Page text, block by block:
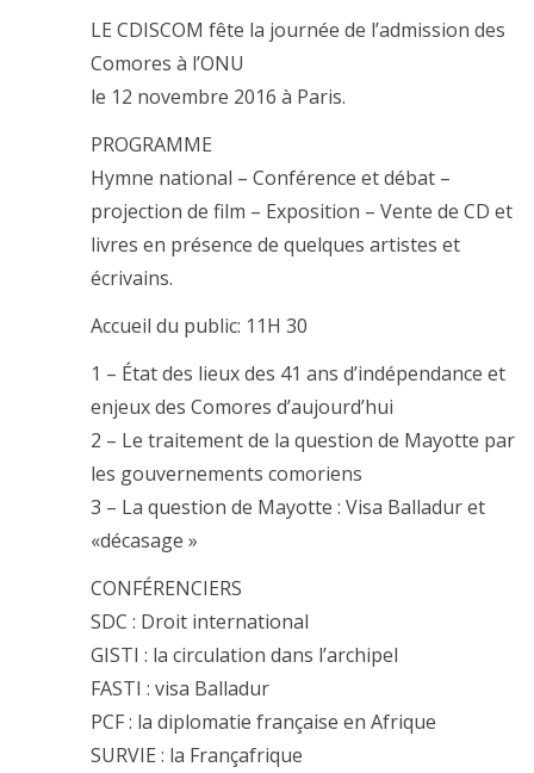
LE CDISCOM fête la journée de l’admission des
Comores à l’ONU
le 12 novembre 2016 à Paris.
PROGRAMME
Hymne national – Conférence et débat –
projection de film – Exposition – Vente de CD et
livres en présence de quelques artistes et
écrivains.
Accueil du public: 11H 30
1 – État des lieux des 41 ans d’indépendance et
enjeux des Comores d’aujourd’hui
2 – Le traitement de la question de Mayotte par
les gouvernements comoriens
3 – La question de Mayotte : Visa Balladur et
«décasage »
CONFÉRENCIERS
SDC : Droit international
GISTI : la circulation dans l’archipel
FASTI : visa Balladur
PCF : la diplomatie française en Afrique
SURVIE : la Françafrique